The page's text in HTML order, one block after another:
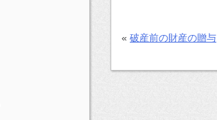
« 破産前の財産の贈与